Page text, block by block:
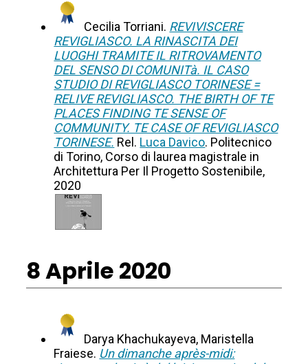
Cecilia Torriani. REVIVISCERE
REVIGLIASCO. LA RINASCITA DEI
LUOGHI TRAMITE IL RITROVAMENTO
DEL SENSO DI COMUNITà. IL CASO
STUDIO DI REVIGLIASCO TORINESE =
RELIVE REVIGLIASCO. THE BIRTH OF TE
PLACES FINDING TE SENSE OF
COMMUNITY. TE CASE OF REVIGLIASCO
TORINESE. Rel. Luca Davico. Politecnico
di Torino, Corso di laurea magistrale in
Architettura Per Il Progetto Sostenibile,
2020
8 Aprile 2020
Darya Khachukayeva, Maristella
Fraiese. Un dimanche après-midi: